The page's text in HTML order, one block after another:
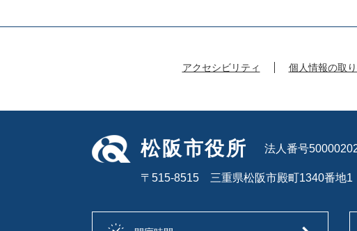
アクセシビリティ 個人情報の取
松阪市役所 法人番号
〒515-8515 三重県松阪市殿町1340番地1